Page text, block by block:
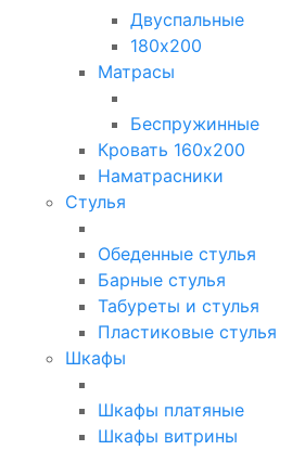
Двуспальные
180х200
Матрасы
Беспружинные
Кровать 160х200
Наматрасники
Стулья
Обеденные стулья
Барные стулья
Табуреты и стулья
Пластиковые стулья
Шкафы
Шкафы платяные
Шкафы витрины